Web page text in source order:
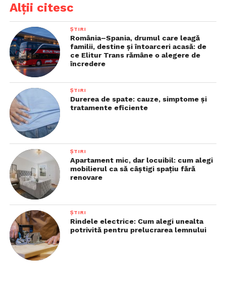
Alții citesc
ȘTIRI
România–Spania, drumul care leagă
familii, destine și întoarceri acasă: de
ce Elitur Trans rămâne o alegere de
încredere
ȘTIRI
Durerea de spate: cauze, simptome și
tratamente eficiente
ȘTIRI
Apartament mic, dar locuibil: cum alegi
mobilierul ca să câștigi spațiu fără
renovare
ȘTIRI
Rindele electrice: Cum alegi unealta
potrivită pentru prelucrarea lemnului